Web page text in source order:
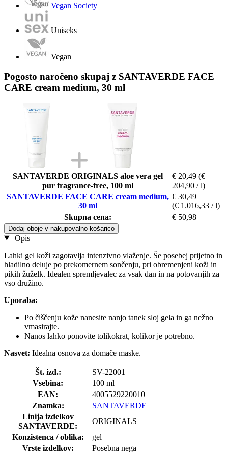
Vegan Society
Uniseks
Vegan
Pogosto naročeno skupaj z SANTAVERDE FACE
CARE cream medium, 30 ml
SANTAVERDE ORIGINALS aloe vera gel
pur fragrance-free, 100 ml
€ 20,49 (€
204,90 / l)
SANTAVERDE FACE CARE cream medium,
30 ml
€ 30,49
(€ 1.016,33 / l)
Skupna cena:
€ 50,98
Dodaj oboje v nakupovalno košarico
Opis
Lahki gel koži zagotavlja intenzivno vlaženje. Še posebej prijetno in
hladilno deluje po prekomernem sončenju, pri obremenjeni koži in
pikih žuželk. Idealen spremljevalec za vsak dan in na potovanjih za
vso družino.
Uporaba:
Po čiščenju kože nanesite nanjo tanek sloj gela in ga nežno
vmasirajte.
Nanos lahko ponovite tolikokrat, kolikor je potrebno.
Nasvet: Idealna osnova za domače maske.
Št. izd.:
SV-22001
Vsebina:
100 ml
EAN:
4005529220010
Znamka:
SANTAVERDE
Linija izdelkov
SANTAVERDE:
ORIGINALS
Konzistenca / oblika:
gel
Vrste izdelkov:
Posebna nega